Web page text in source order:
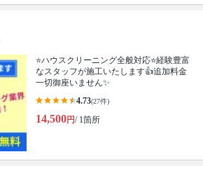
⭐ハウスクリーニング全般対応⭐経験豊富
なスタッフが施工いたします👍追加料金
一切御座いません✨
4.73(27件)
14,500円/ 1箇所